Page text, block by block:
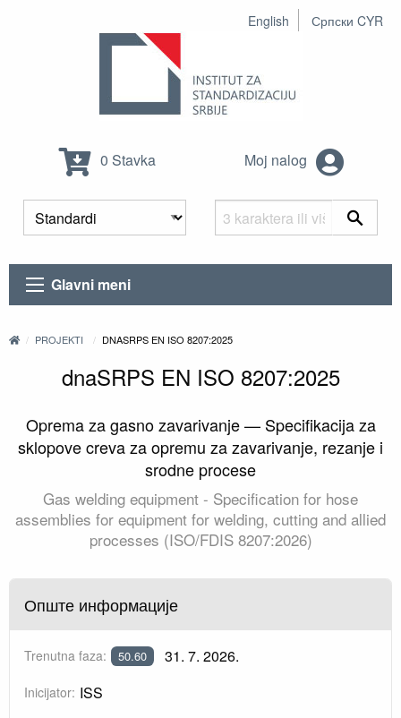
English Српски CYR
0 Stavka Moj nalog
Glavni meni
PROJEKTI DNASRPS EN ISO 8207:2025
dnaSRPS EN ISO 8207:2025
Oprema za gasno zavarivanje — Specifikacija za
sklopove creva za opremu za zavarivanje, rezanje i
srodne procese
Gas welding equipment - Specification for hose
assemblies for equipment for welding, cutting and allied
processes (ISO/FDIS 8207:2026)
Опште информације
Trenutna faza: 50.60 31. 7. 2026.
Inicijator: ISS